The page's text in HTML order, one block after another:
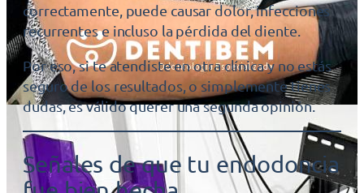
correctamente, puede causar dolor, infecciones
recurrentes e incluso la pérdida del diente.
Por eso, si te atendiste en otra clínica y no estás
seguro de los resultados, o simplemente tienes
dudas, es válido querer una segunda opinión.
Señales de que tu endodoncia